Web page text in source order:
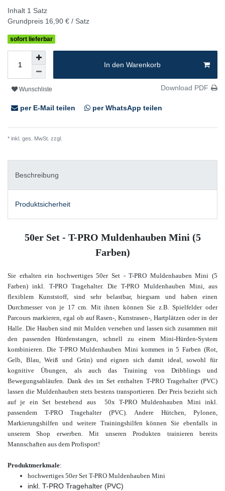
Inhalt 1 Satz
Grundpreis 16,90 € / Satz
sofort lieferbar
In den Warenkorb
Wunschliste Download PDF
per E-Mail teilen per WhatsApp teilen
* inkl. ges. MwSt. zzgl.
Beschreibung
Produktsicherheit
50er Set - T-PRO Muldenhauben Mini (5
Farben)
Sie erhalten ein hochwertiges 50er Set - T-PRO Muldenhauben Mini (5
Farben) inkl. T-PRO Tragehalter. Die T-PRO Muldenhauben Mini, aus
flexiblem Kunststoff, sind sehr belastbar, biegsam und haben einen
Durchmesser von je 17 cm. Mit ihnen können Sie z.B. Spielfelder oder
Parcours markieren, egal ob auf Rasen-, Kunstrasen-, Hartplätzen oder in der
Halle. Die Hauben sind mit Mulden versehen und lassen sich zusammen mit
den passenden Hürdenstangen, schnell zu einem Mini-Hürden-System
kombinieren. Die T-PRO Muldenhauben Mini kommen in 5 Farben (Rot,
Gelb, Blau, Weiß und Grün) und eignen sich damit ideal, sowohl für
kognitive Übungen, als auch das Training von Dribblings und
Bewegungsabläufen. Dank des im Set enthalten T-PRO Tragehalter (PVC)
lassen die Muldenhauben stets bestens transportieren. Der Preis bezieht sich
auf je ein Set bestehend aus 50x T-PRO Muldenhauben Miniinkl.
passendem T-PRO Tragehalter (PVC). Andere Hütchen, Pylonen,
Markierungshilfen und weitere Trainingshilfen können Sie ebenfalls in
unserem Shop erwerben. Mit unseren Produkten trainieren bereits
Mannschaften aus dem Profisport!
Produktmerkmale:
hochwertiges 50er Set T-PRO Muldenhauben Mini
inkl. T-PRO Tragehalter (PVC)